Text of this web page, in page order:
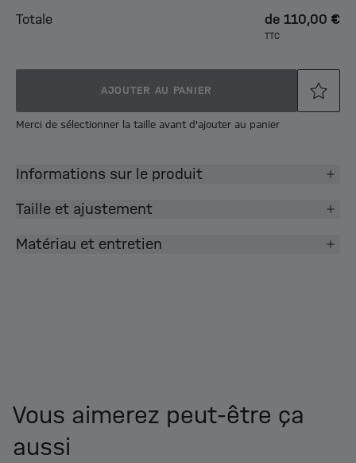
Totale de 110,00 €
TTC
AJOUTER AU PANIER
Merci de sélectionner la taille avant d'ajouter au panier
Informations sur le produit
Taille et ajustement
Matériau et entretien
Vous aimerez peut-être ça
aussi